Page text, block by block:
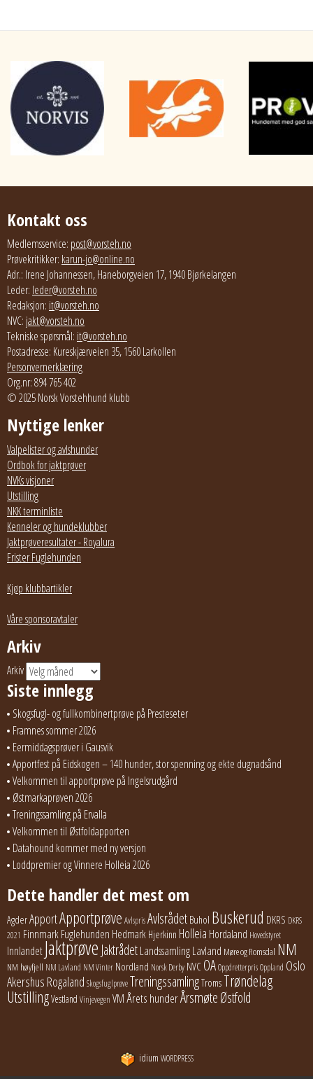
Kontakt oss
Medlemsservice: post@vorsteh.no
Prøvekritikker: karun-jo@online.no
Adr.: Irene Johannessen, Haneborgveien 17, 1940 Bjørkelangen
Leder: leder@vorsteh.no
Redaksjon: it@vorsteh.no
NVC: jakt@vorsteh.no
Tekniske spørsmål: it@vorsteh.no
Postadresse: Kureskjærveien 35, 1560 Larkollen
Personvernerklæring
Org.nr: 894 765 402
© 2025 Norsk Vorstehhund klubb
Nyttige lenker
Valpelister og avlshunder
Ordbok for jaktprøver
NVKs visjoner
Utstilling
NKK terminliste
Kenneler og hundeklubber
Jaktprøveresultater - Royalura
Frister Fuglehunden
Kjøp klubbartikler
Våre sponsoravtaler
Arkiv
Arkiv
Siste innlegg
Skogsfugl- og fullkombinertprøve på Presteseter
Framnes sommer 2026
Eermiddagsprøver i Gausvik
Apportfest på Eidskogen – 140 hunder, stor spenning og ekte dugnadsånd
Velkommen til apportprøve på Ingelsrudgård
Østmarkaprøven 2026
Treningssamling på Ervalla
Velkommen til Østfoldapporten
Datahound kommer med ny versjon
Loddpremier og Vinnere Holleia 2026
Dette handler det mest om
AgderApportApportprøve AvlsprisAvlsrådet Buhol Buskerud DKRS DKRS
2021 FinnmarkFuglehunden Hedmark Hjerkinn Holleia Hordaland Hovedstyret
InnlandetJaktprøve JaktrådetLandssamlingLavland Møre og Romsdal NM
NM høyfjell NM Lavland NM Vinter Nordland Norsk Derby NVC OAOppdretterprisOppland Oslo
Akershus Rogaland SkogsfuglprøveTreningssamlingTroms Trøndelag
UtstillingVestland Vinjevegen VMÅrets hunderÅrsmøteØstfold
idium WORDPRESS